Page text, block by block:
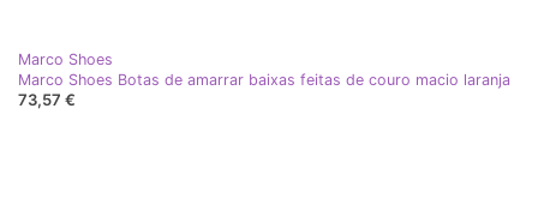
Marco Shoes
Marco Shoes Botas de amarrar baixas feitas de couro macio laranja
73,57 €